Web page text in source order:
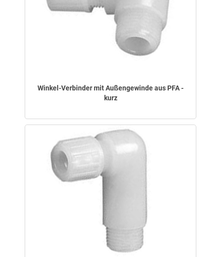
Winkel-Verbinder mit Außengewinde aus PFA -
kurz